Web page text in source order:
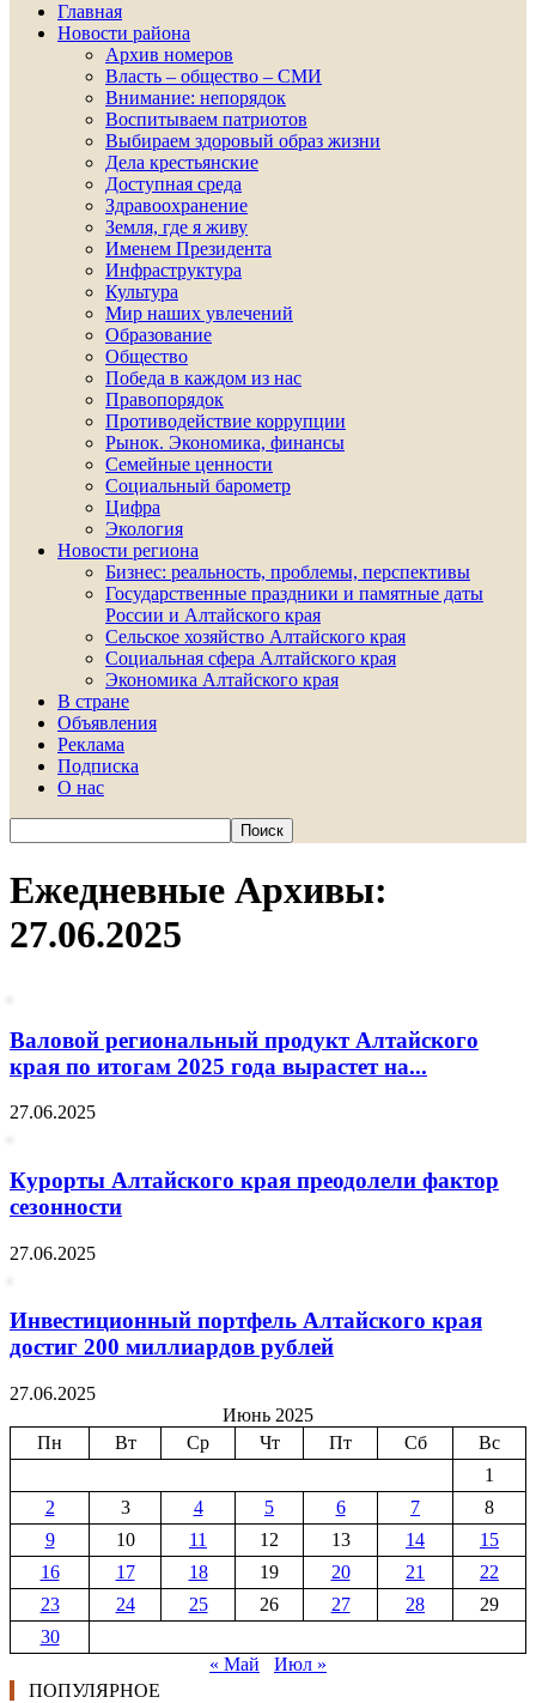
Главная
Новости района
Архив номеров
Власть – общество – СМИ
Внимание: непорядок
Воспитываем патриотов
Выбираем здоровый образ жизни
Дела крестьянские
Доступная среда
Здравоохранение
Земля, где я живу
Именем Президента
Инфраструктура
Культура
Мир наших увлечений
Образование
Общество
Победа в каждом из нас
Правопорядок
Противодействие коррупции
Рынок. Экономика, финансы
Семейные ценности
Социальный барометр
Цифра
Экология
Новости региона
Бизнес: реальность, проблемы, перспективы
Государственные праздники и памятные даты
России и Алтайского края
Сельское хозяйство Алтайского края
Социальная сфера Алтайского края
Экономика Алтайского края
В стране
Объявления
Реклама
Подписка
О нас
Ежедневные Архивы:
27.06.2025
Валовой региональный продукт Алтайского
края по итогам 2025 года вырастет на...
27.06.2025
Курорты Алтайского края преодолели фактор
сезонности
27.06.2025
Инвестиционный портфель Алтайского края
достиг 200 миллиардов рублей
27.06.2025
Июнь 2025
Пн
Вт Ср Чт Пт Сб
Вс
1
2
3 4 5 6 7
8
9
10 11 12 13 14
15
16
17 18 19 20 21
22
23
24 25 26 27 28
29
30
« Май
Июл »
ПОПУЛЯРНОЕ